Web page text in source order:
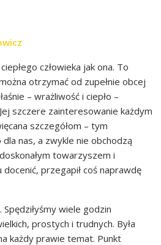
człowieka jak ona. To
otrzymać od zupełnie obcej
– wrażliwość i ciepło –
szczere zainteresowanie każdym
szczegółom – tym
nas, a zwykle nie obchodzą
towarzyszem i
przegapił coś naprawdę
wiele godzin
prostych i trudnych. Była
każdy prawie temat. Punkt